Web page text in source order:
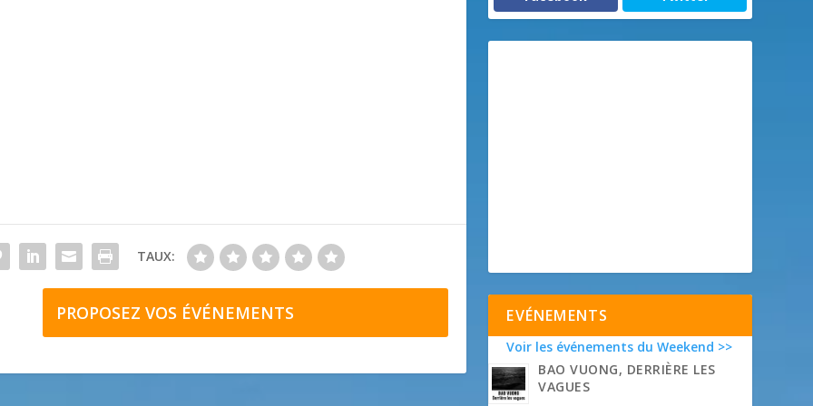
TAUX:
PROPOSEZ VOS ÉVÉNEMENTS EVÉNEMENTS
Voir les événements du Weekend >>
BAO VUONG, DERRIÈRE LES
VAGUES